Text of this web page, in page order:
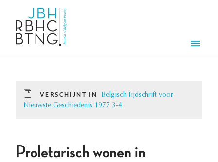
VERSCHIJNT IN
Belgisch Tijdschrift voor
Nieuwste Geschiedenis 1977 3-4
Proletarisch wonen in